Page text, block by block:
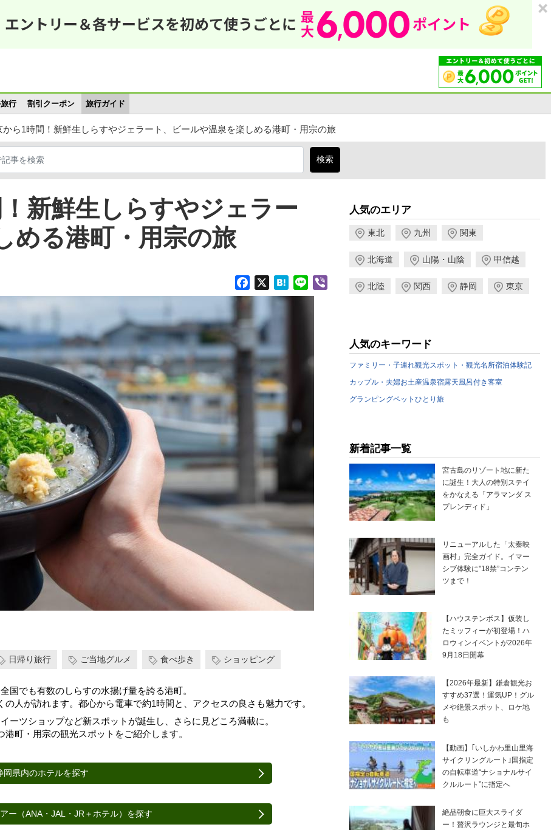
行 割引クーポン 旅行ガイド
から1時間！新鮮生しらすやジェラート、ビールや温泉を楽しめる港町・用宗の旅
新鮮生しらすやジェラー
める港町・用宗の旅
Facebook HatenaLine
日帰り旅行 ご当地グルメ 食べ歩き ショッピング
国でも有数のしらすの水揚げ量を誇る港町。
人が訪れます。都心から電車で約1時間と、アクセスの良さも魅力です。
ツショップなど新スポットが誕生し、さらに見どころ満載に。
町・用宗の観光スポットをご紹介します。
岡県内のホテルを探す
ー（ANA・JAL・JR＋ホテル）を探す
人気のエリア
東北 九州 関東
北海道 山陽・山陰 甲信越
北陸 関西 静岡 東京
人気のキーワード
ファミリー・子連れ観光スポット・観光名所宿泊体験記
カップル・夫婦お土産温泉宿露天風呂付き客室
グランピングペット ひとり旅
新着記事一覧
宮古島のリゾート地に新た
に誕生！大人の特別ステイ
をかなえる「アラマンダ ス
プレンディド」
リニューアルした「太秦映
画村」完全ガイド。イマー
シブ体験に"18禁”コンテン
ツまで！
【ハウステンボス】仮装し
たミッフィーが初登場！ハ
ロウィンイベントが2026年
9月18日開幕
【2026年最新】鎌倉観光お
すすめ37選！運気UP！グル
メや絶景スポット、ロケ地
も
【動画】｢いしかわ里山里海
サイクリングルート｣国指定
の自転車道“ナショナルサイ
クルルート”に指定へ
絶品朝食に巨大スライダ
ー！贅沢ラウンジと最旬ホ